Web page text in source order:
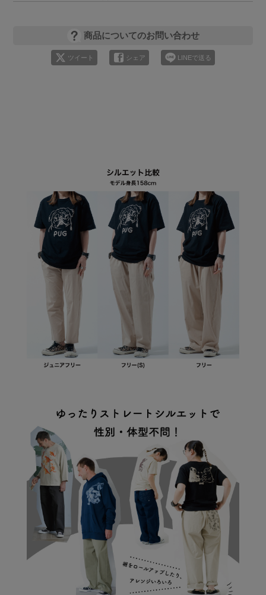
商品についてのお問い合わせ
ツイート シェア LINEで送る